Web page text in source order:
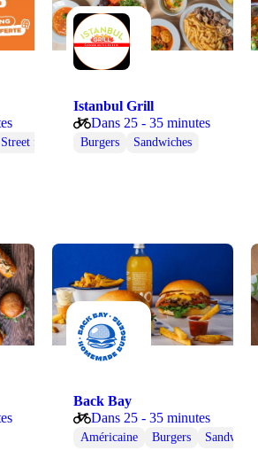
Street food Vegan Végétarienne
Istanbul Grill
Dans 25 - 35 minutes
Burgers Sandwiches
Back Bay
Dans 25 - 35 minutes
Américaine Burgers Sandwiches